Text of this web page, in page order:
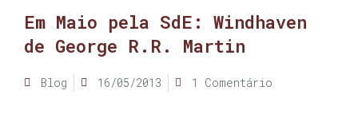
Em Maio pela SdE: Windhaven
de George R.R. Martin
Blog 16/05/2013 1 Comentário